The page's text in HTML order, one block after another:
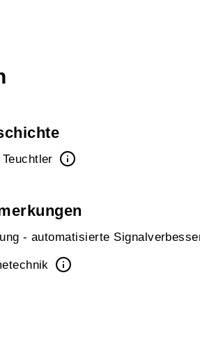
- automatisierte